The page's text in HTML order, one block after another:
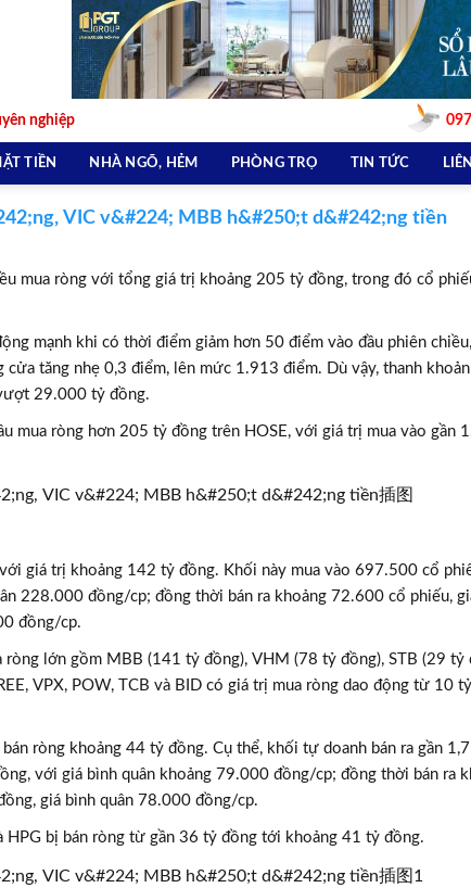
nghiệp
TIỀN NHÀ NGÕ, HẺM PHÒNG TRỌ TIN TỨC
VIC v&#224; MBB h&#250;t d&#242;ng tiền
mua ròng với tổng giá trị khoảng 205 tỷ đồng, trong đó cổ
mạnh khi có thời điểm giảm hơn 50 điểm vào đầu phiên
tăng nhẹ 0,3 điểm, lên mức 1.913 điểm. Dù vậy, thanh
29.000 tỷ đồng.
mua ròng hơn 205 tỷ đồng trên HOSE, với giá trị mua vào gần
giá trị khoảng 142 tỷ đồng. Khối này mua vào 697.500 cổ
228.000 đồng/cp; đồng thời bán ra khoảng 72.600 cổ phiếu,
đồng/cp.
ròng lớn gồm MBB (141 tỷ đồng), VHM (78 tỷ đồng), STB (29 tỷ
VPX, POW, TCB và BID có giá trị mua ròng dao động từ 10
ròng khoảng 44 tỷ đồng. Cụ thể, khối tự doanh bán ra gần
với giá bình quân khoảng 79.000 đồng/cp; đồng thời bán ra
giá bình quân 78.000 đồng/cp.
HPG bị bán ròng từ gần 36 tỷ đồng tới khoảng 41 tỷ đồng.